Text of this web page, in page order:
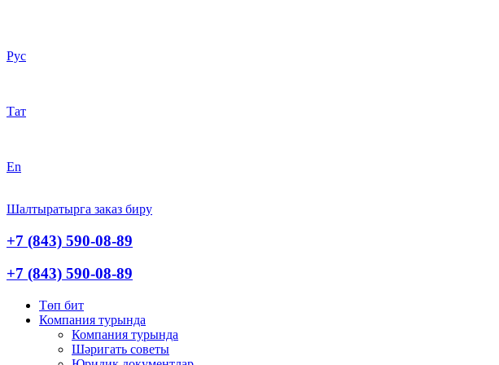
Рус
Тат
En
Шалтыратырга заказ биру
+7 (843) 590-08-89
+7 (843) 590-08-89
Төп бит
Компания турында
Компания турында
Шәригать cоветы